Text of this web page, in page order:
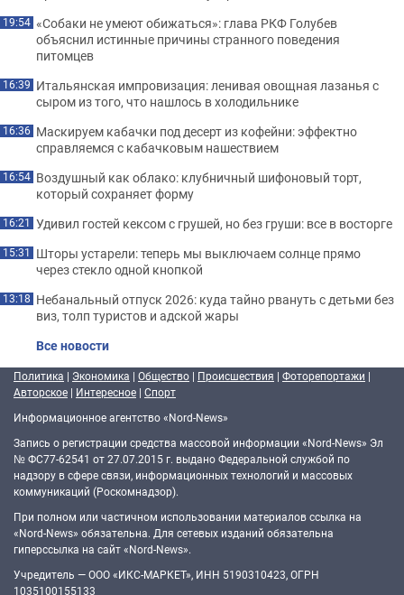
19:54 «Собаки не умеют обижаться»: глава РКФ Голубев
объяснил истинные причины странного поведения
питомцев
16:39 Итальянская импровизация: ленивая овощная лазанья с
сыром из того, что нашлось в холодильнике
16:36 Маскируем кабачки под десерт из кофейни: эффектно
справляемся с кабачковым нашествием
16:54 Воздушный как облако: клубничный шифоновый торт,
который сохраняет форму
16:21 Удивил гостей кексом с грушей, но без груши: все в восторге
15:31 Шторы устарели: теперь мы выключаем солнце прямо
через стекло одной кнопкой
13:18 Небанальный отпуск 2026: куда тайно рвануть с детьми без
виз, толп туристов и адской жары
Все новости
Политика | Экономика | Общество | Происшествия | Фоторепортажи |
Авторское | Интересное | Спорт
Информационное агентство «Nord-News»
Запись о регистрации средства массовой информации «Nord-News» Эл
№ ФС77-62541 от 27.07.2015 г. выдано Федеральной службой по
надзору в сфере связи, информационных технологий и массовых
коммуникаций (Роскомнадзор).
При полном или частичном использовании материалов ссылка на
«Nord-News» обязательна. Для сетевых изданий обязательна
гиперссылка на сайт «Nord-News».
Учредитель — ООО «ИКС-МАРКЕТ», ИНН 5190310423, ОГРН
1035100155133